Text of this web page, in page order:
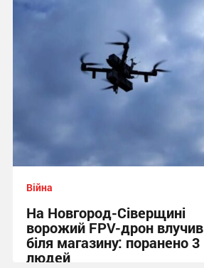
Війна
На Новгород-Сіверщині
ворожий FPV-дрон влучив
біля магазину: поранено 3
людей